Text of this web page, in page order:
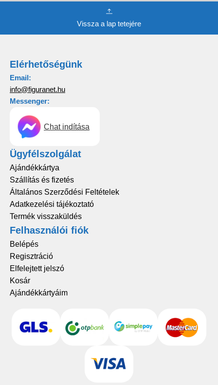
Vissza a lap tetejére
Elérhetőségünk
Email:
info@figuranet.hu
Messenger:
Chat indítása
Ügyfélszolgálat
Ajándékkártya
Szállítás és fizetés
Általános Szerződési Feltételek
Adatkezelési tájékoztató
Termék visszaküldés
Felhasználói fiók
Belépés
Regisztráció
Elfelejtett jelszó
Kosár
Ajándékkártyáim